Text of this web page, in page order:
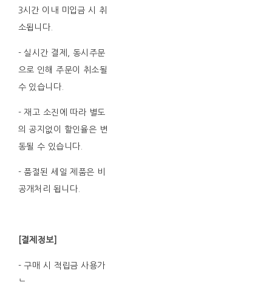
3시간 이내 미입금 시 취
소됩니다.
- 실시간 결제, 동시주문
으로 인해 주문이 취소될
수 있습니다.
- 재고 소진에 따라 별도
의 공지없이 할인율은 변
동될 수 있습니다.
- 품절된 세일 제품은 비
공개처리 됩니다.
[결제정보]
- 구매 시 적립금 사용가